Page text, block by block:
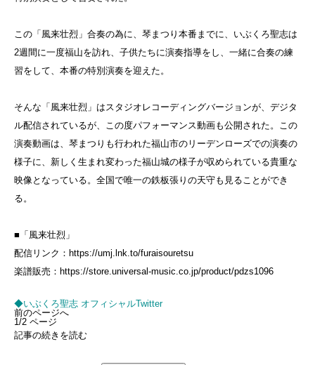
この「風来壮烈」合奏の為に、琴まつり本番までに、いぶくろ聖志は
2週間に一度福山を訪れ、子供たちに演奏指導をし、一緒に合奏の練
習をして、本番の特別演奏を迎えた。
そんな「風来壮烈」はスタジオレコーディングバージョンが、デジタ
ル配信されているが、この度パフォーマンス動画も公開された。この
演奏動画は、琴まつりも行われた福山市のリーデンローズでの演奏の
様子に、新しく生まれ変わった福山城の様子が収められている貴重な
映像となっている。全国で唯一の鉄板張りの天守も見ることができ
る。
■「風来壮烈」
配信リンク：https://umj.lnk.to/furaisouretsu
楽譜販売：https://store.universal-music.co.jp/product/pdzs1096
◆いぶくろ聖志 オフィシャルTwitter
前のページへ
1/2 ページ
記事の続きを読む